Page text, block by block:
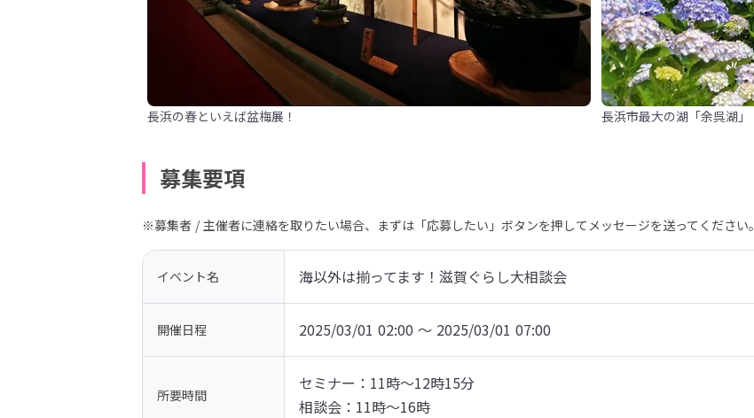
長浜の春といえば盆梅展！ 長浜市最大の湖「余呉湖」
募集要項
※募集者 / 主催者に連絡を取りたい場合、まずは「応募したい」ボタンを押してメッセージを送ってください。
イベント名 海以外は揃ってます！滋賀ぐらし大相談会
開催日程 2025/03/01 02:00 〜 2025/03/01 07:00
所要時間
セミナー：11時～12時15分
相談会：11時～16時